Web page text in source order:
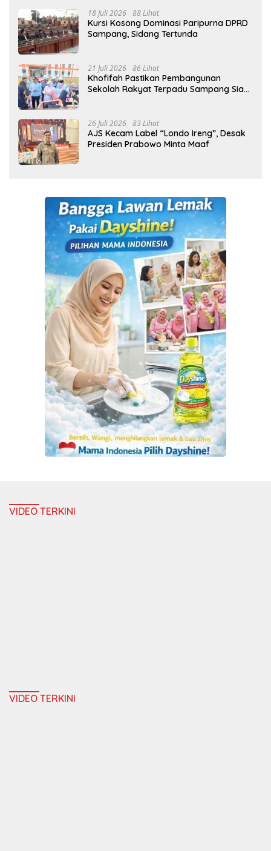
18 Juli 2026 88 Lihat
Kursi Kosong Dominasi Paripurna DPRD
Sampang, Sidang Tertunda
21 Juli 2026 86 Lihat
Khofifah Pastikan Pembangunan
Sekolah Rakyat Terpadu Sampang Siap
26 Juli 2026 83 Lihat
AJS Kecam Label “Londo Ireng”, Desak
Presiden Prabowo Minta Maaf
VIDEO TERKINI
VIDEO TERKINI